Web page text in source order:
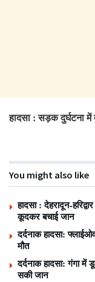
हादसा : सड़क दुर्घटना
You might also like
हादसा : देहरादून-
कूदकर बचाई जान
दर्दनाक हादसा:
मौत
दर्दनाक हादसा: गंगा में
सकी जान